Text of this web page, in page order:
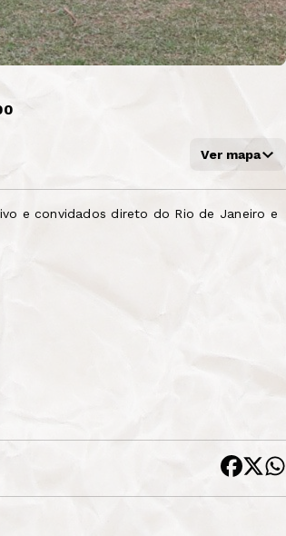
Ver mapa
e convidados direto do Rio de Janeiro e